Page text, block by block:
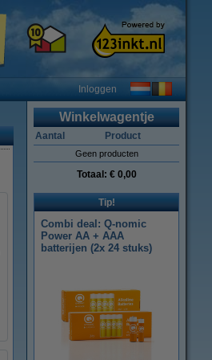
Inloggen
Winkelwagentje
Aantal Product
Geen producten
Totaal: € 0,00
Tip!
Combi deal: Q-nomic
Power AA + AAA
batterijen (2x 24 stuks)